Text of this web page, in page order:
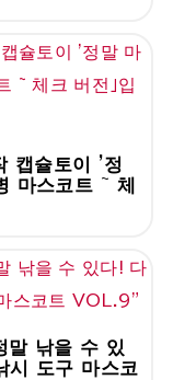
캡슐토이 '정
마스코트 ~ 체
말 낚을 수 있
시 도구 마스코